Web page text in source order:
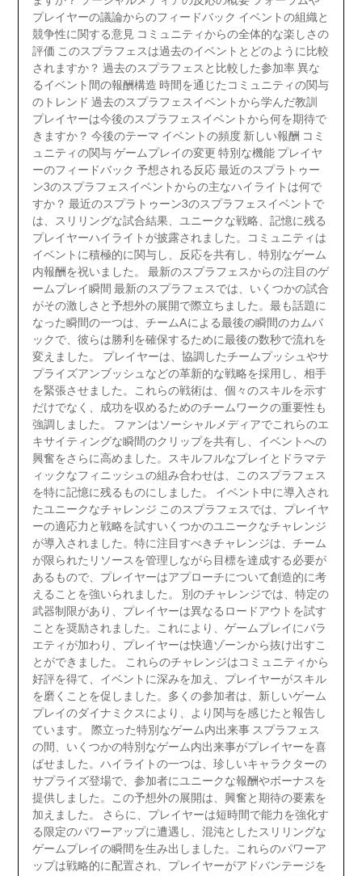
プレイヤーの議論からのフィードバック イベントの組織と
競争性に関する意見 コミュニティからの全体的な楽しさの
評価 このスプラフェスは過去のイベントとどのように比較
されますか？ 過去のスプラフェスと比較した参加率 異な
るイベント間の報酬構造 時間を通じたコミュニティの関与
のトレンド 過去のスプラフェスイベントから学んだ教訓
プレイヤーは今後のスプラフェスイベントから何を期待で
きますか？ 今後のテーマ イベントの頻度 新しい報酬 コミ
ュニティの関与 ゲームプレイの変更 特別な機能 プレイヤ
ーのフィードバック 予想される反応 最近のスプラトゥー
ン3のスプラフェスイベントからの主なハイライトは何で
すか？ 最近のスプラトゥーン3のスプラフェスイベントで
は、スリリングな試合結果、ユニークな戦略、記憶に残る
プレイヤーハイライトが披露されました。コミュニティは
イベントに積極的に関与し、反応を共有し、特別なゲーム
内報酬を祝いました。 最新のスプラフェスからの注目のゲ
ームプレイ瞬間 最新のスプラフェスでは、いくつかの試合
がその激しさと予想外の展開で際立ちました。最も話題に
なった瞬間の一つは、チームAによる最後の瞬間のカムバ
ックで、彼らは勝利を確保するために最後の数秒で流れを
変えました。 プレイヤーは、協調したチームプッシュやサ
プライズアンブッシュなどの革新的な戦略を採用し、相手
を緊張させました。これらの戦術は、個々のスキルを示す
だけでなく、成功を収めるためのチームワークの重要性も
強調しました。 ファンはソーシャルメディアでこれらのエ
キサイティングな瞬間のクリップを共有し、イベントへの
興奮をさらに高めました。スキルフルなプレイとドラマテ
ィックなフィニッシュの組み合わせは、このスプラフェス
を特に記憶に残るものにしました。 イベント中に導入され
たユニークなチャレンジ このスプラフェスでは、プレイヤ
ーの適応力と戦略を試すいくつかのユニークなチャレンジ
が導入されました。特に注目すべきチャレンジは、チーム
が限られたリソースを管理しながら目標を達成する必要が
あるもので、プレイヤーはアプローチについて創造的に考
えることを強いられました。 別のチャレンジでは、特定の
武器制限があり、プレイヤーは異なるロードアウトを試す
ことを奨励されました。これにより、ゲームプレイにバラ
エティが加わり、プレイヤーは快適ゾーンから抜け出すこ
とができました。 これらのチャレンジはコミュニティから
好評を得て、イベントに深みを加え、プレイヤーがスキル
を磨くことを促しました。多くの参加者は、新しいゲーム
プレイのダイナミクスにより、より関与を感じたと報告し
ています。 際立った特別なゲーム内出来事 スプラフェス
の間、いくつかの特別なゲーム内出来事がプレイヤーを喜
ばせました。ハイライトの一つは、珍しいキャラクターの
サプライズ登場で、参加者にユニークな報酬やボーナスを
提供しました。この予想外の展開は、興奮と期待の要素を
加えました。 さらに、プレイヤーは短時間で能力を強化す
る限定のパワーアップに遭遇し、混沌としたスリリングな
ゲームプレイの瞬間を生み出しました。これらのパワーア
ップは戦略的に配置され、プレイヤーがアドバンテージを